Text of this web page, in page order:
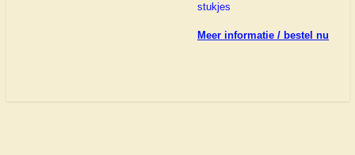
stukjes
Meer informatie / bestel nu